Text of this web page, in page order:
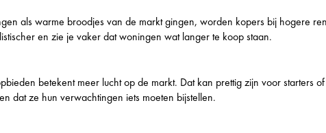
als warme broodjes van de markt gingen, worden kopers bij hogere
en zie je vaker dat woningen wat langer te koop staan.
betekent meer lucht op de markt. Dat kan prettig zijn voor starters
dat ze hun verwachtingen iets moeten bijstellen.